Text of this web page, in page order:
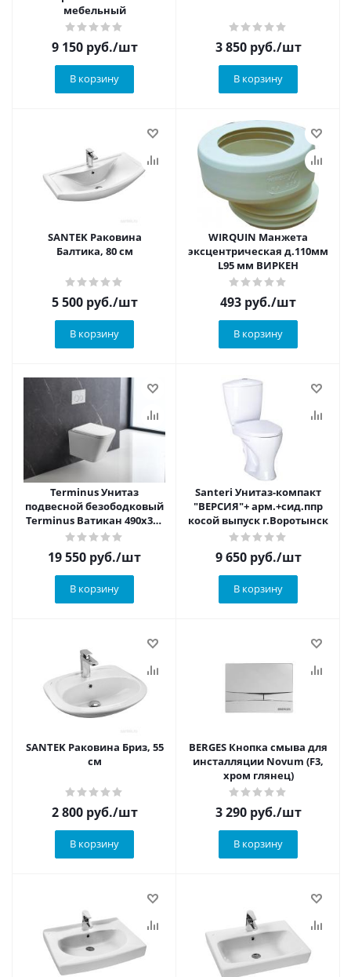
мебельный
9 150руб./шт
В корзину
3 850руб./шт
В корзину
SANTEK Раковина
Балтика, 80 см
5 500руб./шт
В корзину
WIRQUIN Манжета
эксцентрическая д.110мм
L95 мм ВИРКЕН
493 руб./шт
В корзину
Terminus Унитаз
подвесной безободковый
Terminus Ватикан 490х340
белый
19 550 руб./шт
В корзину
Santeri Унитаз-компакт
"ВЕРСИЯ"+ арм.+сид.ппр
косой выпуск г.Воротынск
9 650руб./шт
В корзину
SANTEK Раковина Бриз, 55
см
2 800руб./шт
В корзину
BERGES Кнопка смыва для
инсталляции Novum (F3,
хром глянец)
3 290руб./шт
В корзину